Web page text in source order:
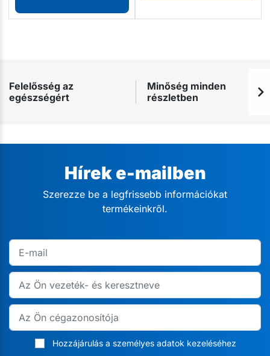
Felelősség az
egészségért
Minőség minden
részletben
Hírek e-mailben
Szerezze be a legfrissebb információkat
termékeinkről.
Hozzájárulás a személyes adatok kezeléséhez